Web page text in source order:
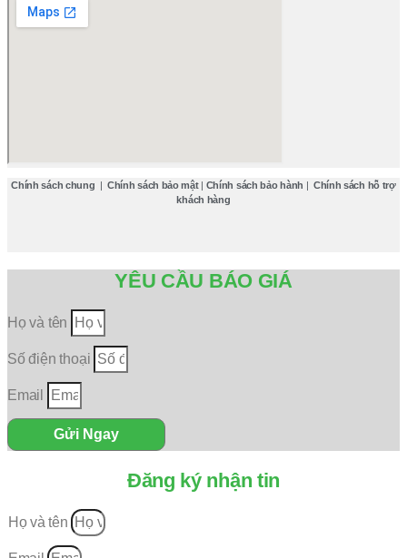
Chính sách chung | Chính sách bảo mật| Chính sách bảo hành | Chính sách hỗ trợ
khách hàng
YÊU CẦU BÁO GIÁ
Họ và tên
Số điện thoại
Email
Gửi Ngay
Đăng ký nhận tin
Họ và tên